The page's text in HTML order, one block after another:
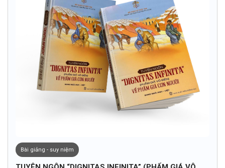
Bài giảng - suy niệm